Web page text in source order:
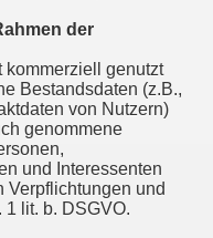
der
kommerziell genutzt
Bestandsdaten (z.B.,
von Nutzern)
genommene
und Interessenten
Verpflichtungen und
1 lit. b. DSGVO.